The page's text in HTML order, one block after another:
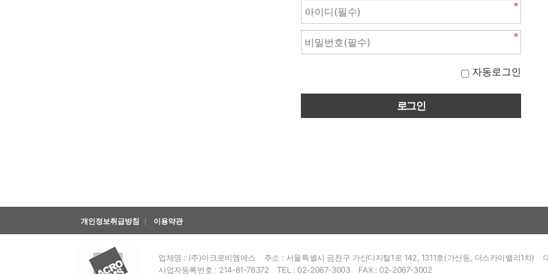
자동로그인
개인정보취급방침 이용약관
업체명 : (주)아크로비엠에스 주소 : 서울특별시 금천구 가산디지털1로 142, 1311호(가산동, 더스카이밸리1차)
사업자등록번호 : 214-81-78372
TEL : 02-2067-3003 FAX : 02-2067-3002